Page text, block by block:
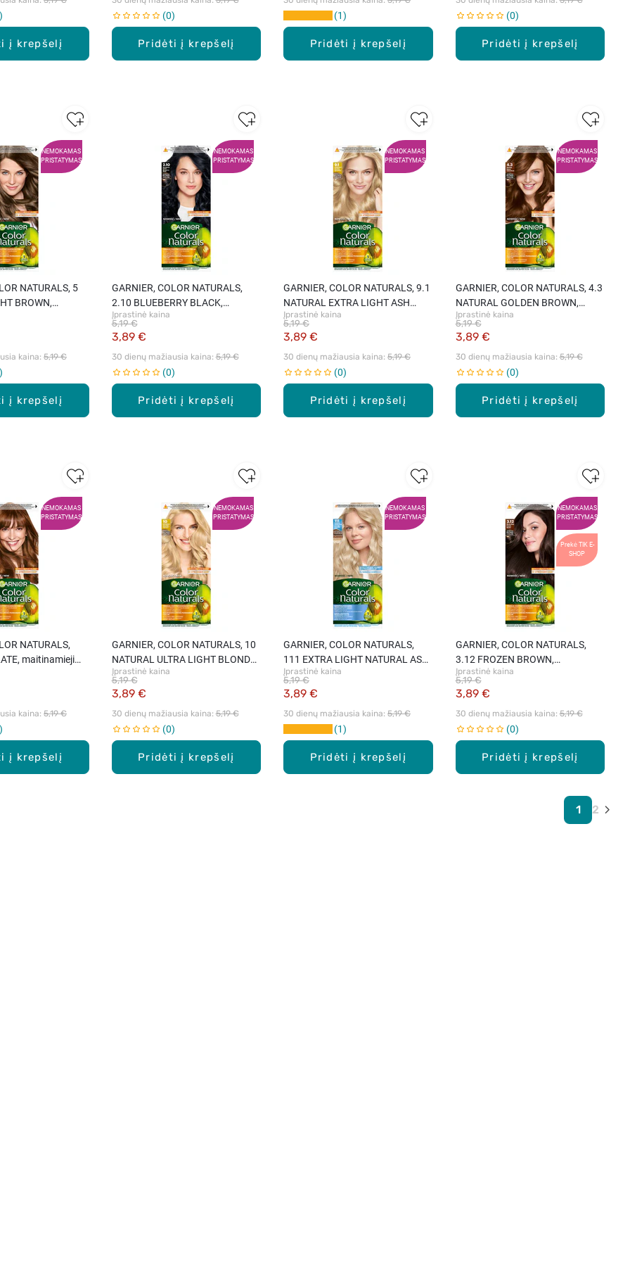
į krepšelį Pridėti į krepšelį
0
Pridėti į krepšelį
1
Pridėti į krepšelį
0
NEMOKAMAS
PRISTATYMAS
į krepšelį
NATURALS, 5
BROWN,
dažai, 1 vnt.
kaina: 5,19 €
NEMOKAMAS
PRISTATYMAS
Pridėti į krepšelį
GARNIER, COLOR NATURALS,
2.10 BLUEBERRY BLACK,
maitinamieji plaukų dažai, 1 vnt.
Įprastinė kaina
3,89 €
5,19 €
30 dienų mažiausia kaina: 5,19 €
0
NEMOKAMAS
PRISTATYMAS
Pridėti į krepšelį
GARNIER, COLOR NATURALS, 9.1
NATURAL EXTRA LIGHT ASH
BLONDE, maitinamieji plaukų
dažai, 1 vnt.
Įprastinė kaina
3,89 €
5,19 €
30 dienų mažiausia kaina: 5,19 €
0
NEMOKAMAS
PRISTATYMAS
Pridėti į krepšelį
GARNIER, COLOR NATURALS, 4.3
NATURAL GOLDEN BROWN,
maitinamieji plaukų dažai, 1 vnt.
Įprastinė kaina
3,89 €
5,19 €
30 dienų mažiausia kaina: 5,19 €
0
NEMOKAMAS
PRISTATYMAS
į krepšelį
NATURALS,
maitinamieji
vnt.
kaina: 5,19 €
NEMOKAMAS
PRISTATYMAS
Pridėti į krepšelį
GARNIER, COLOR NATURALS, 10
NATURAL ULTRA LIGHT BLONDE,
maitinamieji plaukų dažai, 1 vnt.
Įprastinė kaina
3,89 €
5,19 €
30 dienų mažiausia kaina: 5,19 €
0
NEMOKAMAS
PRISTATYMAS
Pridėti į krepšelį
GARNIER, COLOR NATURALS,
111 EXTRA LIGHT NATURAL ASH
BLONDE, maitinamieji plaukų
dažai, 1 vnt.
Įprastinė kaina
3,89 €
5,19 €
30 dienų mažiausia kaina: 5,19 €
1
NEMOKAMAS
PRISTATYMAS
Prekė TIK E-
SHOP
Pridėti į krepšelį
GARNIER, COLOR NATURALS,
3.12 FROZEN BROWN,
maitinamieji plaukų dažai, 1 vnt.
Įprastinė kaina
3,89 €
5,19 €
30 dienų mažiausia kaina: 5,19 €
0
1 2